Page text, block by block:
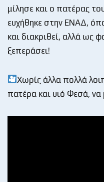
μίλησε και ο πατέρας
ευχήθηκε στην ΕΝΑΔ,
και διακριθεί, αλλά ως
ξεπεράσει!
Χωρίς άλλα πολλά
πατέρα και υιό Φεσά, να